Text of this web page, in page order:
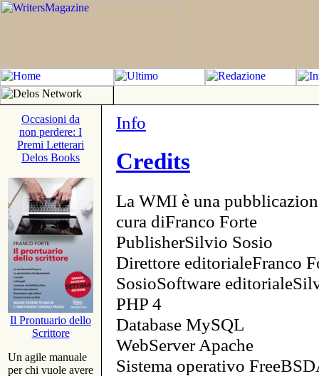
Occasioni da
non perdere: I
Premi Letterari
Delos Books
Il Prontuario dello
Scrittore
Un agile manuale
per chi vuole avere
Info
Credits
La WMI è una
cura diFranco Forte
PublisherSilvio Sosio
Direttore editorialeFranco
SosioSoftware
PHP 4
Database MySQL
WebServer Apache
Sistema operativo